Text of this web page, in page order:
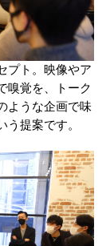
プト。映像やア
嗅覚を、トーク
ような企画で味
提案です。